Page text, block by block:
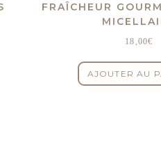
FRAÎCHEUR
18,00€
AJOUTER AU